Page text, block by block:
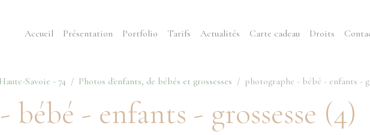
Accueil Présentation Portfolio Tarifs Actualités Carte cadeau Droits
Savoie - 74 Photos d'enfants, de bébés et grossesses photographe - bébé - enfants -
- enfants - grossesse (4)